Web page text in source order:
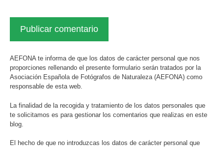
AEFONA te informa de que los datos de carácter personal que nos
proporciones rellenando el presente formulario serán tratados por la
Asociación Española de Fotógrafos de Naturaleza (AEFONA) como
responsable de esta web.
La finalidad de la recogida y tratamiento de los datos personales que
te solicitamos es para gestionar los comentarios que realizas en este
blog.
El hecho de que no introduzcas los datos de carácter personal que